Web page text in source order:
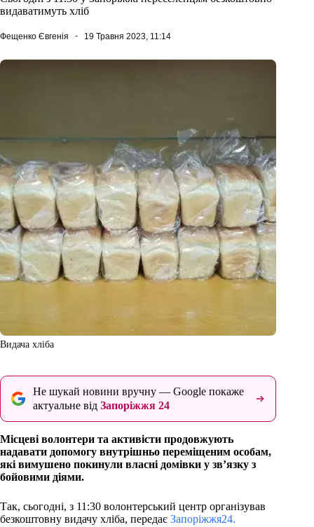
видаватимуть хліб
Фещенко Євгенія 19 Травня 2023, 11:14
Видача хліба
Не шукай новини вручну — Google покаже
актуальне від Запоріжжя 24
Місцеві волонтери та активісти продовжують
надавати допомогу внутрішньо переміщеним особам,
які вимушено покинули власні домівки у зв’язку з
бойовими діями.
Так, сьогодні, з 11:30 волонтерський центр організував
безкоштовну видачу хліба, передає Запоріжжя24.